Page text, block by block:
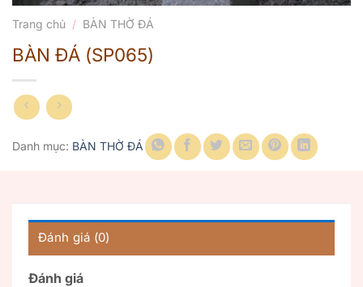
Trang chủ / BÀN THỜ ĐÁ
BÀN ĐÁ (SP065)
Danh mục: BÀN THỜ ĐÁ
Đánh giá (0)
Đánh giá